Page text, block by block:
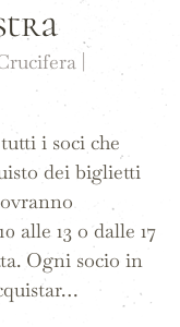
|
i soci che
dei biglietti
alle 13 o dalle 17
Ogni socio in